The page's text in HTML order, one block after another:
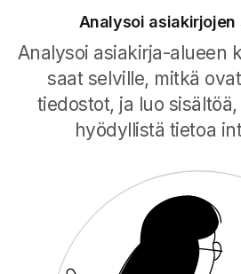
Analysoi asiakirjojen
Analysoi asiakirja-alueen
saat selville, mitkä
tiedostot, ja luo
hyödyllistä tietoa